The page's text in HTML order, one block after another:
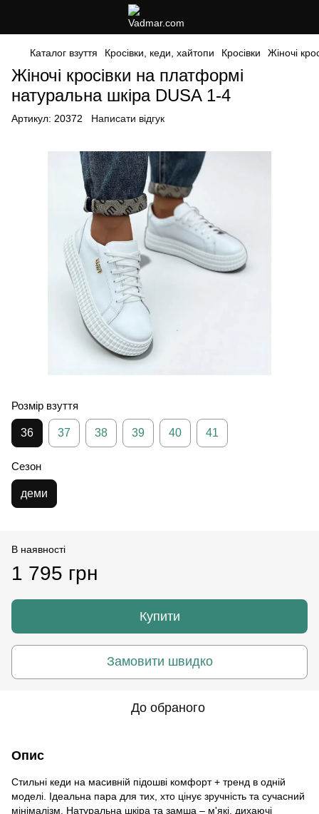
Каталог взуття Кросівки, кеди, хайтопи Кросівки Жіночі
Жіночі кросівки на платформі
натуральна шкіра DUSA 1-4
Артикул: 20372 Написати відгук
Розмір взуття
36 37 38 39 40 41
Сезон
деми
В наявності
1 795 грн
Купити
Замовити швидко
До обраного
Опис
Стильні кеди на масивній підошві комфорт + тренд в одній
моделі. Ідеальна пара для тих, хто цінує зручність та сучасний
мінімалізм. Натуральна шкіра та замша – м'які, дихаючі